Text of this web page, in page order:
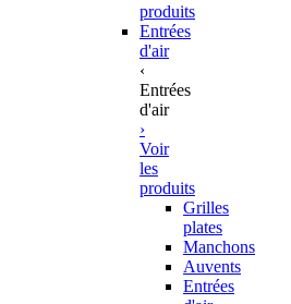
produits
Entrées
d'air
‹
Entrées
d'air
›
Voir
les
produits
Grilles
plates
Manchons
Auvents
Entrées